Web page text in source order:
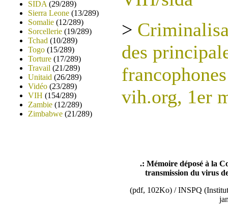
SIDA (29/289)
Sierra Leone (13/289)
Somalie (12/289)
Sorcellerie (19/289)
Tchad (10/289)
Togo (15/289)
Torture (17/289)
Travail (21/289)
Unitaid (26/289)
Vidéo (23/289)
VIH (154/289)
Zambie (12/289)
Zimbabwe (21/289)
>
des
vih.org, 1er
.: Mémoire déposé à la
transmission du virus
(pdf, 102Ko) / INSPQ